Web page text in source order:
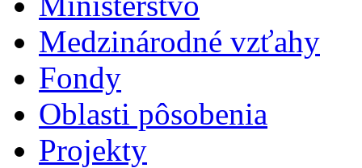
Medzinárodné vzťahy
Fondy
Oblasti pôsobenia
Projekty